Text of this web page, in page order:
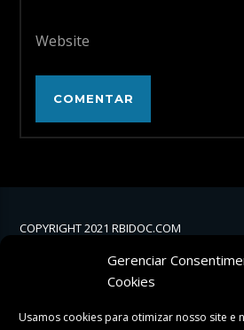
Gerenciar
Cookies
Usamos cookies para otimizar nosso site e
Website
COPYRIGHT 2021 RBIDOC.COM